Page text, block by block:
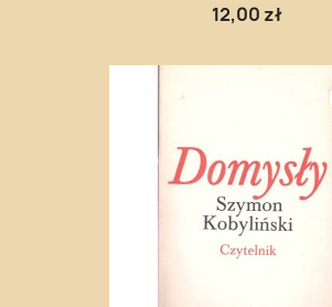
12,00 zł